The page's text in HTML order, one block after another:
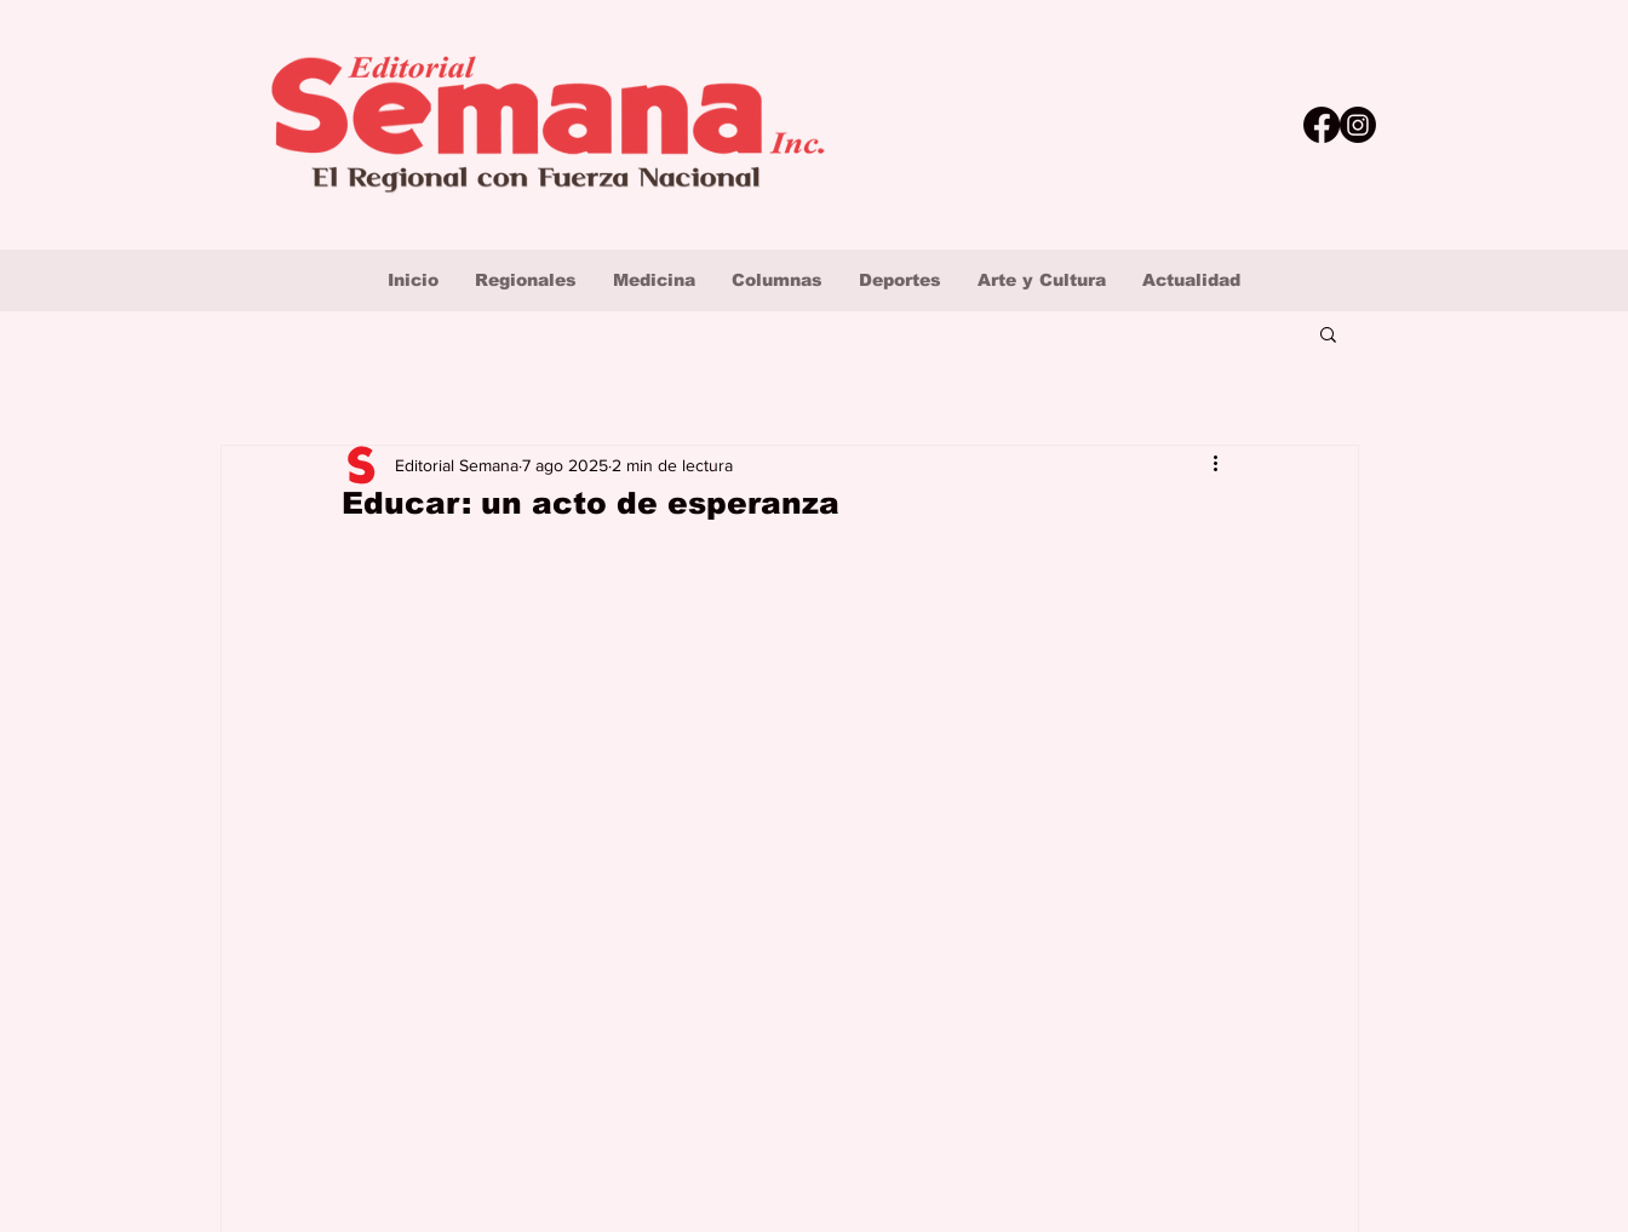
Inicio Regionales Medicina Columnas Deportes Arte y Cultura Actualidad
Educar: un acto de esperanza
Editorial Semana7 ago 2025 2 min de lectura